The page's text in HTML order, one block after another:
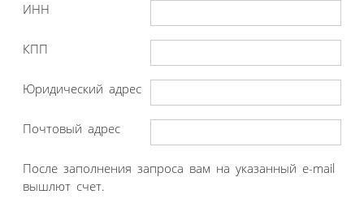
ИНН
КПП
Юридический адрес
Почтовый адрес
После заполнения запроса вам на указанный e-mail
вышлют счет.